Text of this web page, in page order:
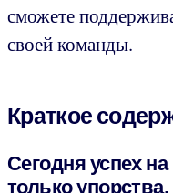
сможете
своей команды.
Краткое
Сегодня успех
только